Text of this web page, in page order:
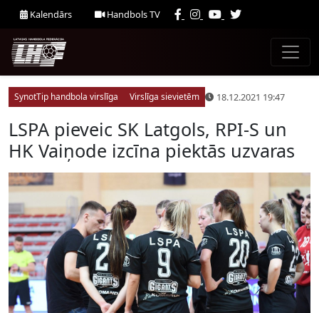
Kalendārs Handbols TV
SynotTip handbola virslīga Virslīga sievietēm 18.12.2021 19:47
LSPA pieveic SK Latgols, RPI-S un
HK Vaiņode izcīna piektās uzvaras